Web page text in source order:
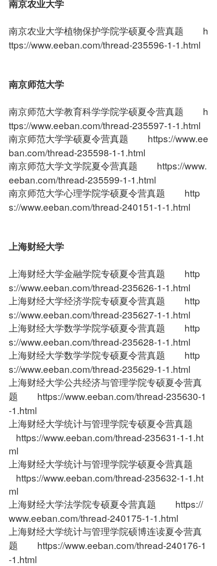
南京农业大学
南京农业大学植物保护学院学硕夏令营真题 h
ttps://www.eeban.com/thread-235596-1-1.html
南京师范大学
南京师范大学教育科学学院学硕夏令营真题 h
ttps://www.eeban.com/thread-235597-1-1.html
南京师范大学学硕夏令营真题 https://www.ee
ban.com/thread-235598-1-1.html
南京师范大学文学院夏令营真题 https://www.
eeban.com/thread-235599-1-1.html
南京师范大学心理学院学硕夏令营真题 http
s://www.eeban.com/thread-240151-1-1.html
上海财经大学
上海财经大学金融学院专硕夏令营真题 http
s://www.eeban.com/thread-235626-1-1.html
上海财经大学经济学院专硕夏令营真题 http
s://www.eeban.com/thread-235627-1-1.html
上海财经大学数学学院学硕夏令营真题 http
s://www.eeban.com/thread-235628-1-1.html
上海财经大学数学学院专硕夏令营真题 http
s://www.eeban.com/thread-235629-1-1.html
上海财经大学公共经济与管理学院专硕夏令营真
题 https://www.eeban.com/thread-235630-1
-1.html
上海财经大学统计与管理学院专硕夏令营真题
https://www.eeban.com/thread-235631-1-1.ht
ml
上海财经大学统计与管理学院学硕夏令营真题
https://www.eeban.com/thread-235632-1-1.ht
ml
上海财经大学法学院专硕夏令营真题 https://
www.eeban.com/thread-240175-1-1.html
上海财经大学统计与管理学院硕博连读夏令营真
题 https://www.eeban.com/thread-240176-1
-1.html